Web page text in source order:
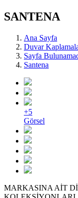
SANTENA
Ana Sayfa
Duvar
Sayfa
Santena
+5
Görsel
MARKASINA AİT